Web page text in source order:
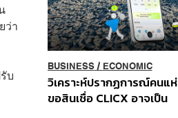
ว่า
บ
BUSINESS/ ECONOMIC
วิเคราะห์ปรากฏการณ์คนแห่
ขอสินเชื่อ CLICX อาจเป็น